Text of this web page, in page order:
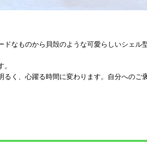
なものから貝殻のような可愛らしいシェル
く、心躍る時間に変わります。自分へのご